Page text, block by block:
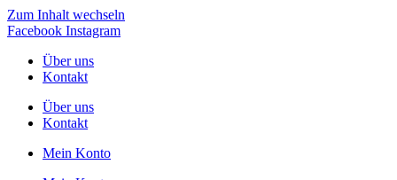
Zum Inhalt wechseln
Facebook Instagram
Über uns
Kontakt
Über uns
Kontakt
Mein Konto